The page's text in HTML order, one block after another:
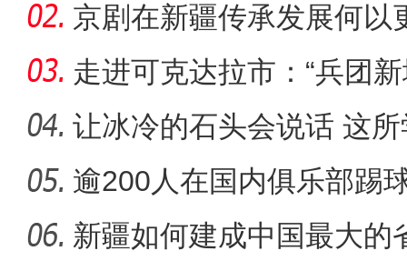
实拍新疆乌孙山
京剧在新疆传承发展何以
走进可克达拉市：“兵团
起”？
让冰冷的石头会说话 这
成特色名
逾200人在国内俱乐部踢
人才济
新疆如何建成中国最大的